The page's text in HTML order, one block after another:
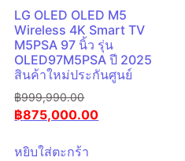
LG OLED OLED M5
Wireless 4K Smart TV
M5PSA 97 นิ้ว รุ่น
OLED97M5PSA ปี 2025
สินค้าใหม่ประกันศูนย์
฿999,990.00
฿875,000.00
หยิบใส่ตะกร้า